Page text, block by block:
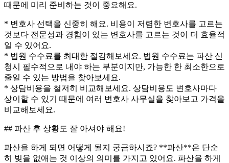
때문에 미리 준비하는 것이 중요해요.
* 변호사 선택을 신중히 해요. 비용이 저렴한 변호사를 고르는
것보다 전문성과 경험이 있는 변호사를 고르는 것이 더 효율적
일 수 있어요.
* 법원 수수료를 최대한 절감해보세요. 법원 수수료는 파산 신
청시 필수적으로 내야 하는 부분이지만, 가능한 한 최소한으로
줄일 수 있는 방법을 찾아보세요.
* 상담비용을 철저히 비교해보세요. 상담비용도 변호사마다
상이할 수 있기 때문에 여러 변호사 사무실을 찾아보고 가격을
비교해보세요.
## 파산 후 상황도 잘 아셔야 해요!
파산을 하게 되면 어떻게 될지 궁금하시죠? **파산**은 단순
히 빚을 없애는 것 이상의 의미를 가지고 있어요. 파산을 하게